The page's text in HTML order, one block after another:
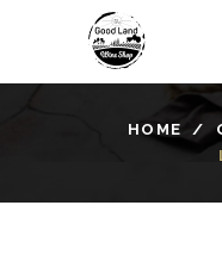
HOME /